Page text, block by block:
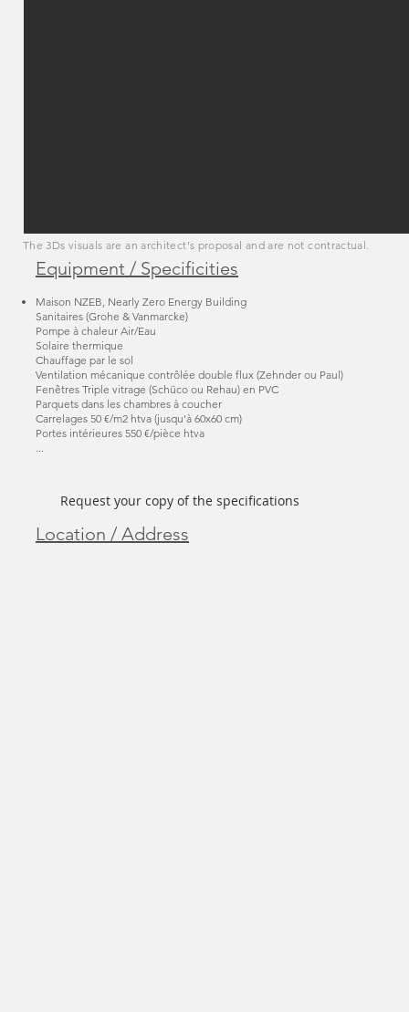
The 3Ds visuals are an architect's proposal and are not contractual.
Equipment / Specificities
Maison NZEB, Nearly Zero Energy Building
Sanitaires (Grohe & Vanmarcke)
Pompe à chaleur Air/Eau
Solaire thermique
Chauffage par le sol
Ventilation mécanique contrôlée double flux (Zehnder ou Paul)
Fenêtres Triple vitrage (Schüco ou Rehau) en PVC
Parquets dans les chambres à coucher
Carrelages 50 €/m2 htva (jusqu'à 60x60 cm)
Portes intérieures 550 €/pièce htva
...
Request your copy of the specifications
Location / Address